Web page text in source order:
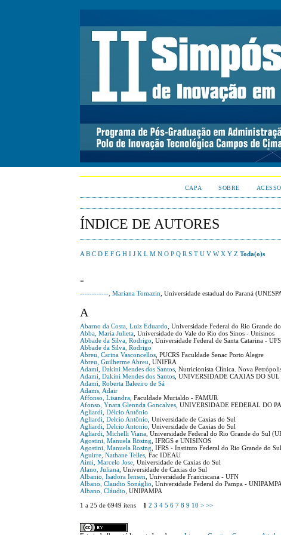
CAPA SOBRE ACESSO
ÍNDICE DE AUTORES
A B C D E F G H I J K L M N O P Q R S T U V W X Y Z Toda(o)s
-
------------, Mariana Tomazin , Universidade estadual do Paraná
A
Abarno da Costa, Luiz Eduardo , Universidade Federal do Rio Grande
Abba, Maria Julieta , Universidade do Vale do Rio dos Sinos - Unisinos
Abbade da Silva, Rodrigo , Universidade Federal de Santa Catarina -
Abbade da Silva, Rodrigo
Abreu, Carina Vasconcellos , PUCRS Faculdade Senac Porto Alegre
Abreu, Guilherme Abreu , UNIFRA
Adami, Dakini Mendes dos Santos , Nutricionista Clínica. Nova
Adami, Dakini Mendes dos Santos , UNIVERSIDADE CAXIAS DO SUL
Adami, Roberta Baleeiro de Sá
Adams, Adair
Affonso, Lisandra , Faculdade Murialdo - FAMUR
Afonso, Ynara Glennda Goncalves , UNIVERSIDADE FEDERAL DO
Agliardi, Délcio Antônio
Agliardi, Delcio Antônio , Universidade de Caxias do Sul
Agliardi, Delcio Antonio , Universidade de Caxias do Sul
Agliardi, Michelli Viana , Universidade Federal do Rio Grande do Sul
Agostini, Manuela Rösing , IFRGS e UNISINOS
Agostini, Manuela Rosing , IFRS - Instituto Federal do Rio Grande do Sul
Aguirre, Nathane Telles , Fac IDEAU
Aimi, Marcelo Jose , Universidade de Caxias do Sul
Alano, Juliana , Universidade de Caxias do Sul
Albanio, Isadora Iensen , Universidade Franciscana - UFN
Albano, Claudio Sonáglio , Universidade Federal do Pampa - UNIPAMPA
Albano, Cláudio , UNIPAMPA
1 a 25 de 6949 itens 1 2 3 4 5 6 7 8 9 10 > >>